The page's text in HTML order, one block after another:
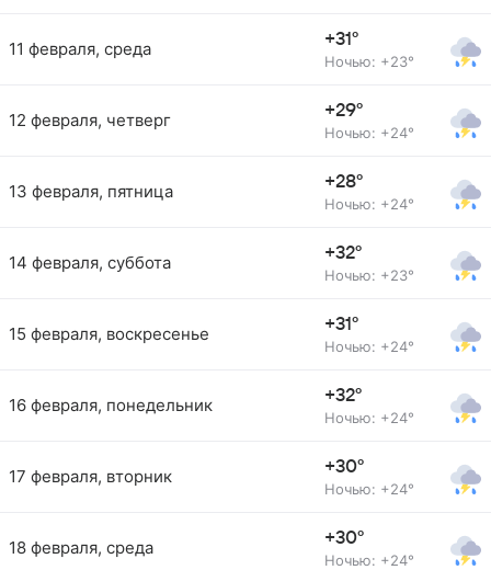
11 февраля, среда +31°
Ночью: +23°
12 февраля, четверг +29°
Ночью: +24°
13 февраля, пятница +28°
Ночью: +24°
14 февраля, суббота +32°
Ночью: +23°
15 февраля, воскресенье +31°
Ночью: +24°
16 февраля, понедельник +32°
Ночью: +24°
17 февраля, вторник +30°
Ночью: +24°
18 февраля, среда +30°
Ночью: +24°